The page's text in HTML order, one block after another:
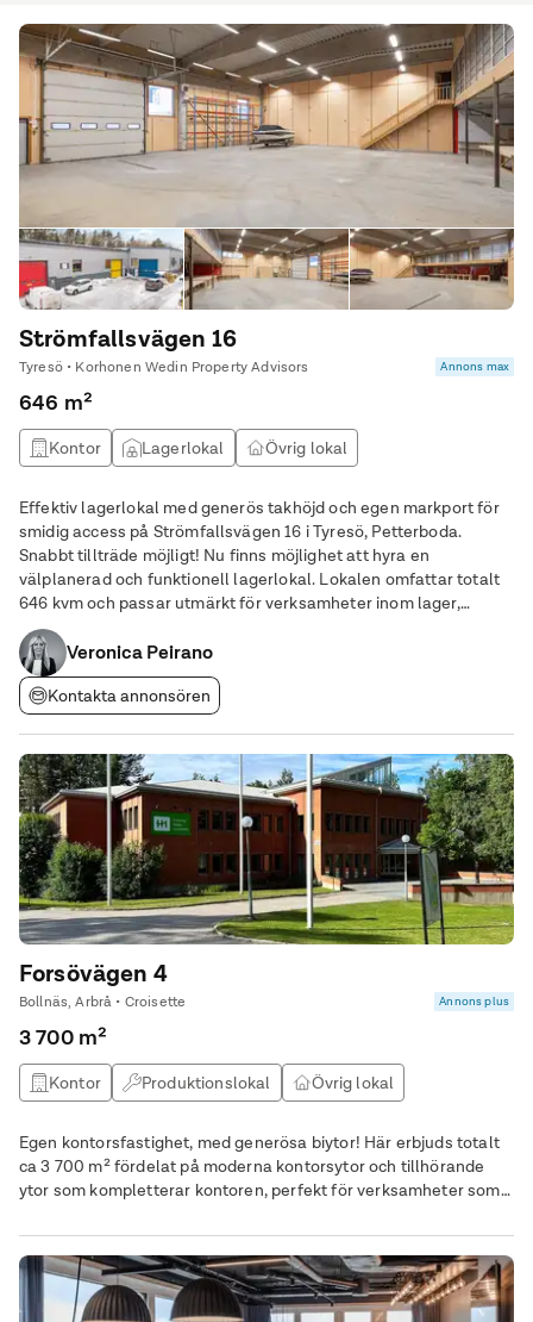
Strömfallsvägen 16
Tyresö • Korhonen Wedin Property Advisors Annons max
646 m²
Kontor Lagerlokal Övrig lokal
Effektiv lagerlokal med generös takhöjd och egen markport för
smidig access på Strömfallsvägen 16 i Tyresö, Petterboda.
Snabbt tillträde möjligt! Nu finns möjlighet att hyra en
välplanerad och funktionell lagerlokal. Lokalen omfattar totalt
646 kvm och passar utmärkt för verksamheter inom lager,
logistik, produktion eller lätt industri. Lagerdelen om 437 kvm
erbjuder en imponerande takhöjd om
Veronica Peirano
Kontakta annonsören
Forsövägen 4
Bollnäs, Arbrå • Croisette Annons plus
3 700 m²
Kontor Produktionslokal
Övrig lokal
Egen kontorsfastighet, med generösa biytor! Här erbjuds totalt
ca 3 700 m² fördelat på moderna kontorsytor och tillhörande
ytor som kompletterar kontoren, perfekt för verksamheter som